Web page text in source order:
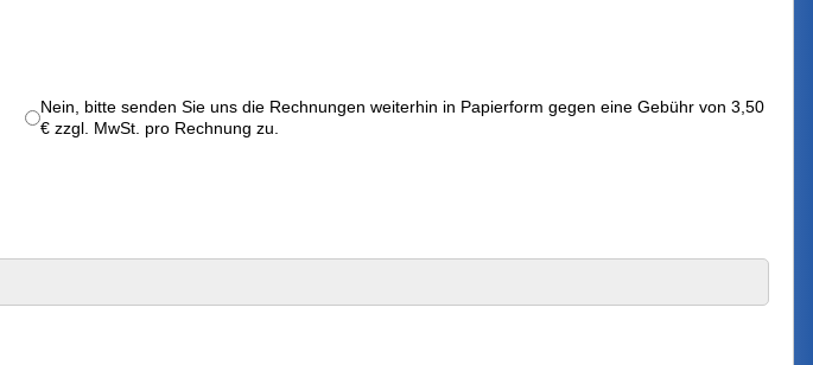
Nein, bitte senden Sie uns die Rechnungen weiterhin in Papierform gegen eine Gebühr von 3,50
€ zzgl. MwSt. pro Rechnung zu.